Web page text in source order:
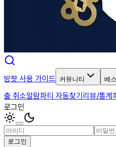
방팟 사용 가이드 커뮤니티 베
출 취소알람파티 자동찾기리뷰/통계
로그인
로그인